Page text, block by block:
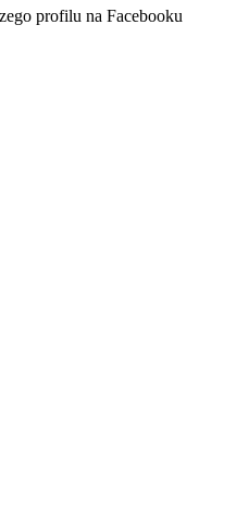
nowej karcieprofilu na Facebooku